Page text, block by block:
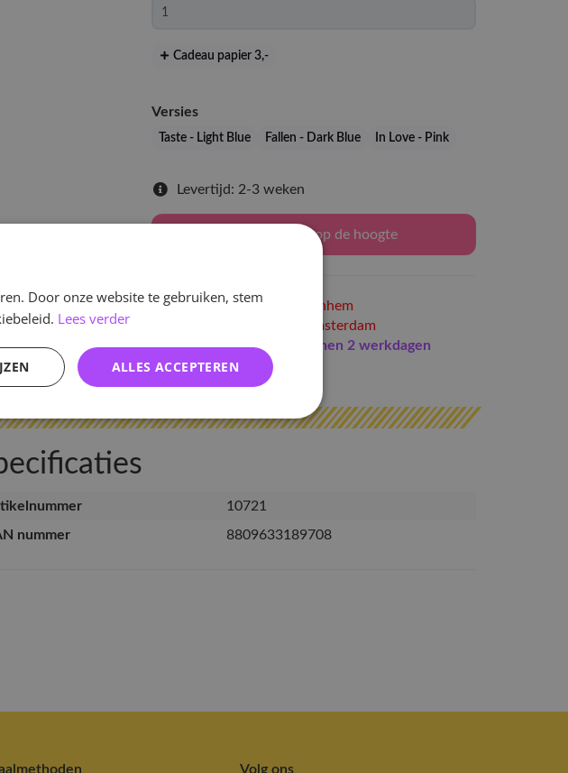
Cadeau papier 3,-
Versies
Taste - Light Blue Fallen - Dark Blue In Love - Pink
Levertijd: 2-3 weken
Houd mij op de hoogte
Niet op voorraad
in Arnhem
in Amsterdam
Indien op voorraad
binnen 2 werkdagen
verzonden
10721
nummer
8809633189708
Volg ons
Door onze website te gebruiken, stem
Lees verder
ALLES ACCEPTEREN